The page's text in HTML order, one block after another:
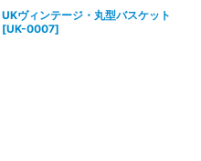
UKヴィンテージ・丸型バスケット
[UK-0007]